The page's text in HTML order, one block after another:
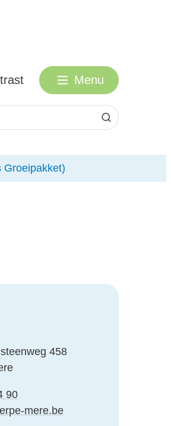
Zoeken
Menu
Groeipakket)
458
90
erpe-mere.be